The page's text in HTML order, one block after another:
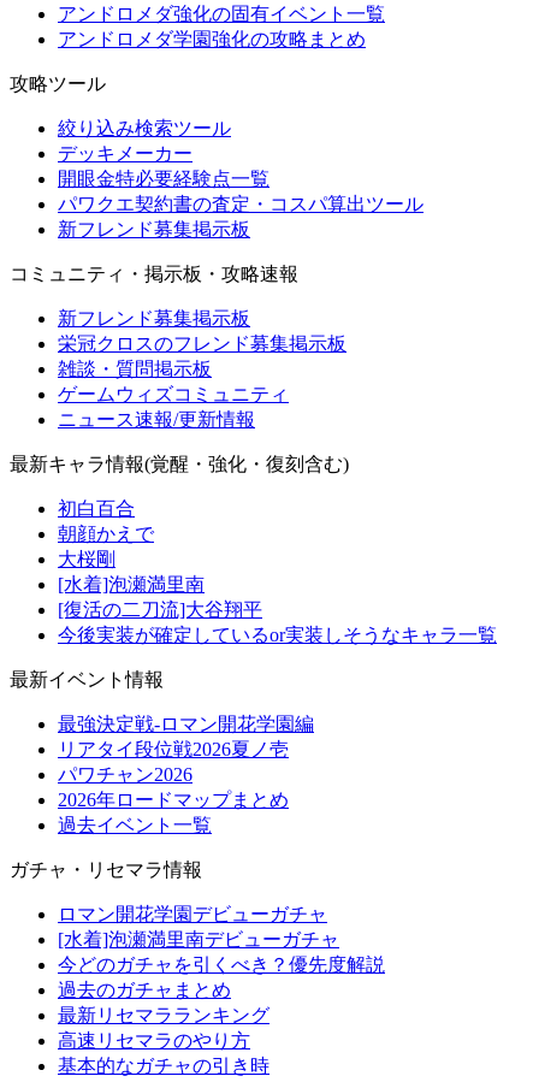
アンドロメダ強化の固有イベント一覧
アンドロメダ学園強化の攻略まとめ
攻略ツール
絞り込み検索ツール
デッキメーカー
開眼金特必要経験点一覧
パワクエ契約書の査定・コスパ算出ツール
新フレンド募集掲示板
コミュニティ・掲示板・攻略速報
新フレンド募集掲示板
栄冠クロスのフレンド募集掲示板
雑談・質問掲示板
ゲームウィズコミュニティ
ニュース速報/更新情報
最新キャラ情報(覚醒・強化・復刻含む)
初白百合
朝顔かえで
大桜剛
[水着]泡瀬満里南
[復活の二刀流]大谷翔平
今後実装が確定しているor実装しそうなキャラ一覧
最新イベント情報
最強決定戦-ロマン開花学園編
リアタイ段位戦2026夏ノ壱
パワチャン2026
2026年ロードマップまとめ
過去イベント一覧
ガチャ・リセマラ情報
ロマン開花学園デビューガチャ
[水着]泡瀬満里南デビューガチャ
今どのガチャを引くべき？優先度解説
過去のガチャまとめ
最新リセマラランキング
高速リセマラのやり方
基本的なガチャの引き時